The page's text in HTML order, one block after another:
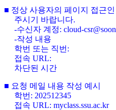
■ 정상 사용자의 페이지 접근
주시기 바랍니다.
-수신자 계정: cloud-
-작성 내용
학번 또는 직번:
접속 URL:
차단된 시간
■ 요청 메일 내용 작성 예시
학번: 202512345
접속 URL: myclass.ssu.ac.kr